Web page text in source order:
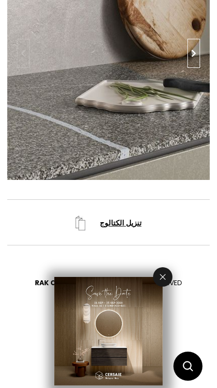
RAK CERAMICS 2026 - ALL RIGHTS RESERVED
PRIVACY
CONTACT US
اختر بلدك
AR
EN FR